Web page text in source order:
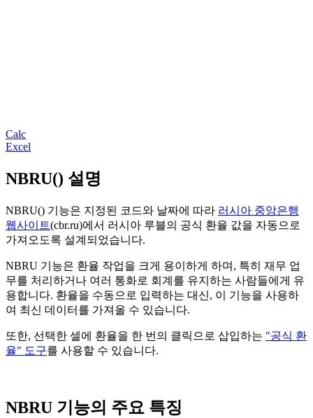
Calc
Excel
NBRU() 설명
NBRU() 기능은 지정된 코드와 날짜에 따라 러시아 중앙은행
웹사이트(cbr.ru)에서 러시아 루블의 공식 환율 값을 자동으로
가져오도록 설계되었습니다.
NBRU 기능은 환율 작업을 크게 용이하게 하며, 특히 재무 업
무를 처리하거나 여러 통화로 회계를 유지하는 사람들에게 유
용합니다. 환율을 수동으로 입력하는 대신, 이 기능을 사용하
여 최신 데이터를 가져올 수 있습니다.
또한, 선택한 셀에 환율을 한 번의 클릭으로 삽입하는 "공식 환
율" 도구를 사용할 수 있습니다.
NBRU 기능의 주요 특징